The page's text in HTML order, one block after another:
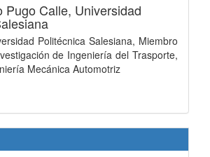
Pugo Calle, Universidad
Politécnica Salesiana, Miembro
de Ingeniería del Trasporte,
Mecánica Automotriz